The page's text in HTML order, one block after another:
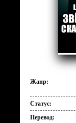
Жанр:
Статус:
Перевод: